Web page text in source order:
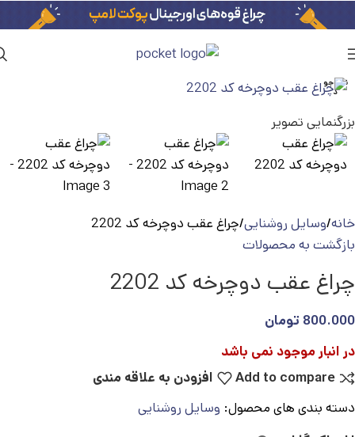
ناموجو
د
بزرگنمایی تصویر
خانه وسایل روشنایی چراغ عقب دوچرخه کد 2202
بازگشت به محصولات
چراغ عقب دوچرخه کد 2202
800.000 تومان
در انبار موجود نمی باشد
Add to compare
افزودن به علاقه مندی
دسته بندی های محصول: وسایل روشنایی